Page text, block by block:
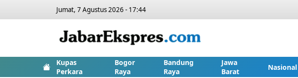
Jumat, 7 Agustus 2026 - 17:44
Kupas
Perkara
Bogor
Raya
Bandung
Raya
Jawa
Barat
Nasional